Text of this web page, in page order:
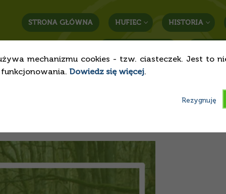
mechanizmu cookies - tzw. ciasteczek. Jest to
funkcjonowania. Dowiedz się więcej.
Rezygnuję
STRONA GŁÓWNA HUFIEC HISTORIA